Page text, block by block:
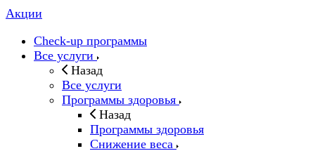
Акции
Check-up программы
Все услуги
Назад
Все услуги
Программы здоровья
Назад
Программы здоровья
Снижение веса